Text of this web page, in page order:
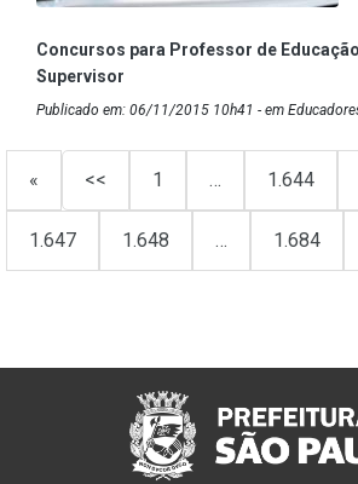
Concursos para Professor de
Supervisor
Publicado em: 06/11/2015 10h41 - em
« << 1 … 1.644
1.647 1.648 … 1.684